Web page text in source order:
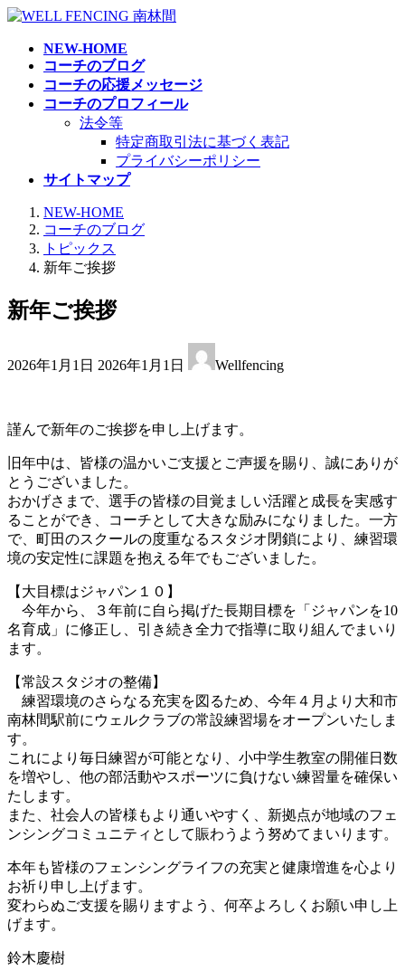
コ
ナ
NEW-HOME
コーチのブログ
コーチの応援メッセージ
コーチのプロフィール
法令等
特定商取引法に基づく表記
プライバシーポリシー
サイトマップ
NEW-HOME
コーチのブログ
トピックス
新年ご挨拶
新年ご挨拶
2026年1月1日 終
日
:
2026年1月1日 Wellfencing
謹んで新年のご挨拶を申し上げます。
旧年中は、皆様の温かいご支援とご声援を賜り、誠にありが
とうございました。
おかげさまで、選手の皆様の目覚ましい活躍と成長を実感す
ることができ、コーチとして大きな励みになりました。一方
で、町田のスクールの度重なるスタジオ閉鎖により、練習環
境の安定性に課題を抱える年でもございました。
【大目標はジャパン１０】
今年から、３年前に自ら掲げた長期目標を「ジャパンを10
名育成」に修正し、引き続き全力で指導に取り組んでまいり
ます。
【常設スタジオの整備】
練習環境のさらなる充実を図るため、今年４月より大和市
南林間駅前にウェルクラブの常設練習場をオープンいたしま
す。
これにより毎日練習が可能となり、小中学生教室の開催日数
を増やし、他の部活動やスポーツに負けない練習量を確保い
たします。
また、社会人の皆様もより通いやすく、新拠点が地域のフェ
ンシングコミュニティとして賑わうよう努めてまいります。
本年も皆様のフェンシングライフの充実と健康増進を心より
お祈り申し上げます。
変わらぬご支援を賜りますよう、何卒よろしくお願い申し上
げます。
鈴木慶樹